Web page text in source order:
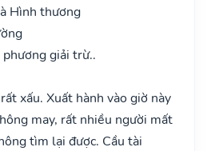
Hình thương
giải trừ..
xấu. Xuất hành vào giờ này
may, rất nhiều người mất
tìm lại được. Cầu tài